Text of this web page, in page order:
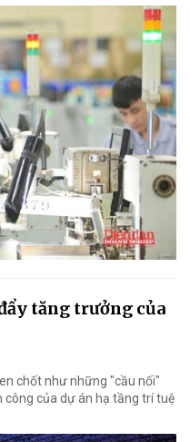
tăng trưởng của
chốt như những "cầu nối"
công của dự án hạ tầng trí tuệ